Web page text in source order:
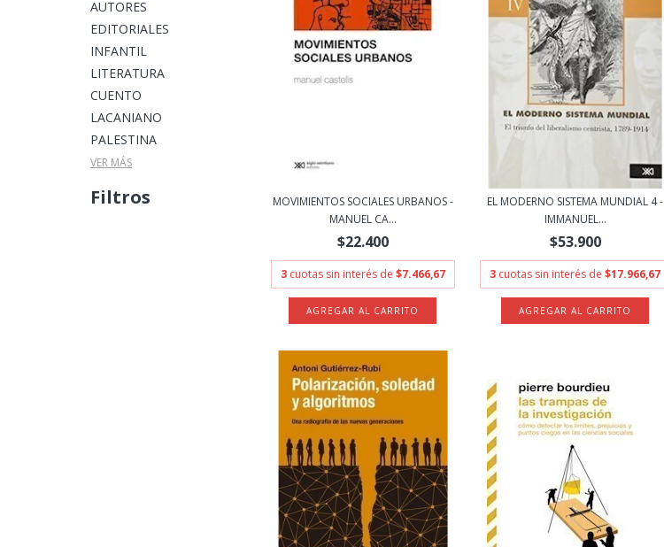
AUTORES
EDITORIALES
INFANTIL
LITERATURA
CUENTO
LACANIANO
PALESTINA
VER MÁS
Filtros
MOVIMIENTOS SOCIALES URBANOS -
MANUEL CA...
$22.400
3 cuotas sin interés de $7.466,67
EL MODERNO SISTEMA MUNDIAL 4 -
IMMANUEL...
$53.900
3 cuotas sin interés de$17.966,67